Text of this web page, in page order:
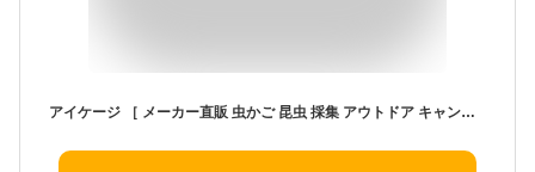
アイケージ ［ メーカー直販 虫かご 昆虫 採集 アウトドア キャンプ 池田工業社 ］